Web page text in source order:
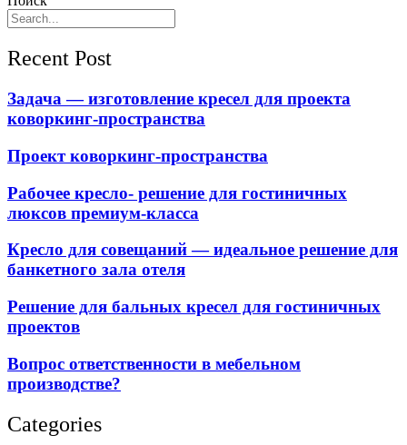
Recent Post
Задача — изготовление кресел для проекта
коворкинг-пространства
Проект коворкинг-пространства
Рабочее кресло- решение для гостиничных
люксов премиум-класса
Кресло для совещаний — идеальное решение для
банкетного зала отеля
Решение для бальных кресел для гостиничных
проектов
Вопрос ответственности в мебельном
производстве?
Categories